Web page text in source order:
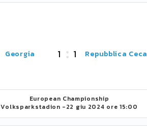
Georgia 1 1 Repubblica Ceca
European Championship
Volksparkstadion -22 giu 2024 ore 15:00